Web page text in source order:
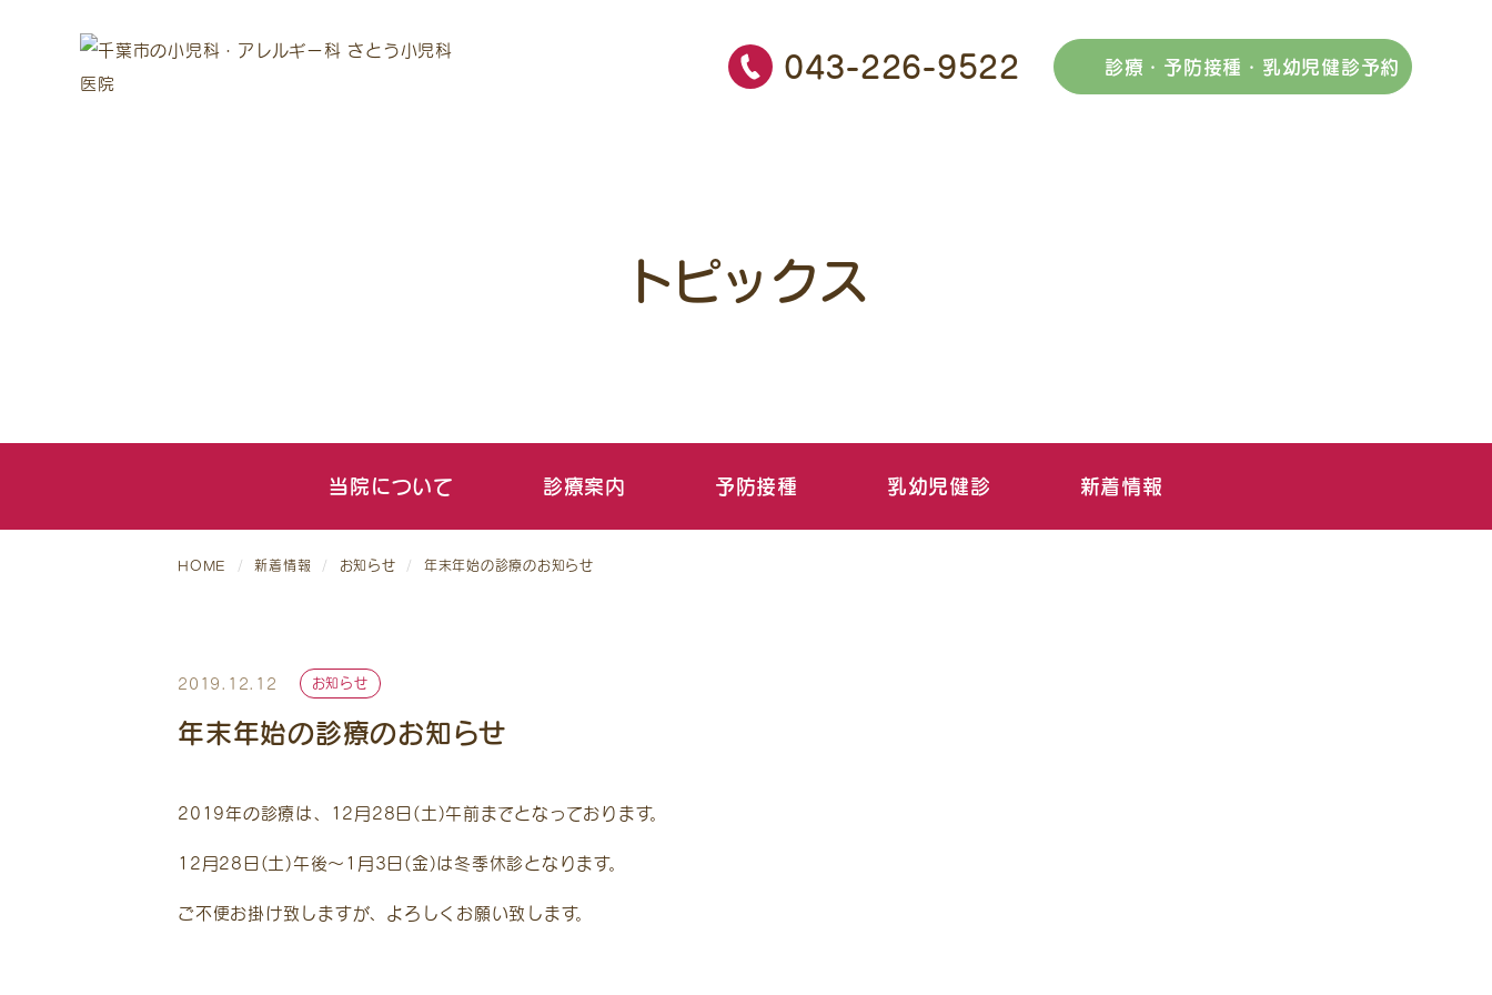
043-226-9522 診療・予防接種・乳幼児健診予約
トピックス
当院について 診療案内 予防接種 乳幼児健診 新着情報
HOME 新着情報 お知らせ 年末年始の診療のお知らせ
2019.12.12 お知らせ
年末年始の診療のお知らせ
2019年の診療は、12月28日(土)午前までとなっております。
12月28日(土)午後～1月3日(金)は冬季休診となります。
ご不便お掛け致しますが、よろしくお願い致します。